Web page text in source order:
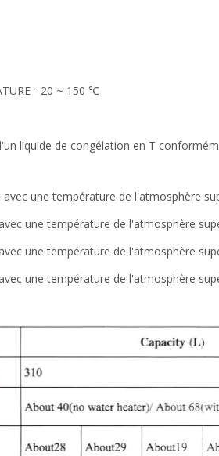
- 20 ~ 150 ℃
liquide de congélation en T
une température de l'atmosphère
une température de l'atmosphère
une température de l'atmosphère
une température de l'atmosphère